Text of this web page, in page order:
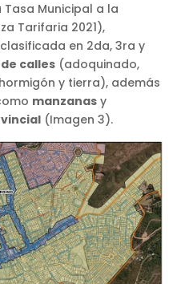
Municipal a la
Tarifaria 2021),
en 2da, 3ra y
calles (adoquinado,
y tierra), además
manzanas y
(Imagen 3).